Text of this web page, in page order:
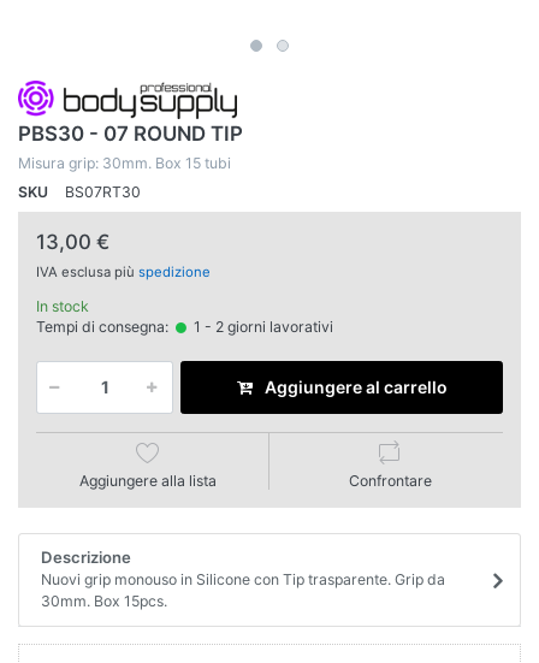
PBS30 - 07 ROUND TIP
Misura grip: 30mm. Box 15 tubi
SKU
BS07RT30
13,00 €
IVA esclusa più spedizione
In stock
Tempi di consegna:
1 - 2 giorni lavorativi
Aggiungere al carrello
Aggiungere alla lista Confrontare
Descrizione
Nuovi grip monouso in Silicone con Tip trasparente. Grip da
30mm. Box 15pcs.